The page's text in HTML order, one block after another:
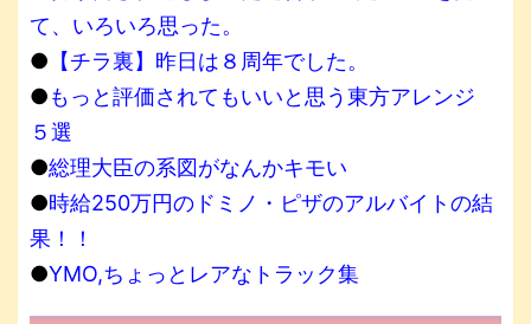
て、いろいろ思った。
● 【チラ裏】昨日は８周年でした。
●もっと評価されてもいいと思う東方アレンジ
５選
●総理大臣の系図がなんかキモい
●時給250万円のドミノ・ピザのアルバイトの結
果！！
●YMO,ちょっとレアなトラック集